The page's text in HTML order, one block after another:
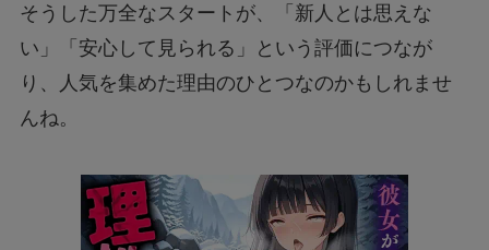
そうした万全なスタートが、「新人とは思えな
い」「安心して見られる」という評価につなが
り、人気を集めた理由のひとつなのかもしれませ
んね。